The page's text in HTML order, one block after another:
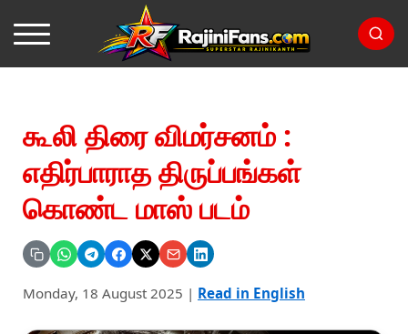
கூலி திரை விமர்சனம் :
எதிர்பாராத திருப்பங்கள்
கொண்ட மாஸ் படம்
Monday, 18 August 2025 | Read in English